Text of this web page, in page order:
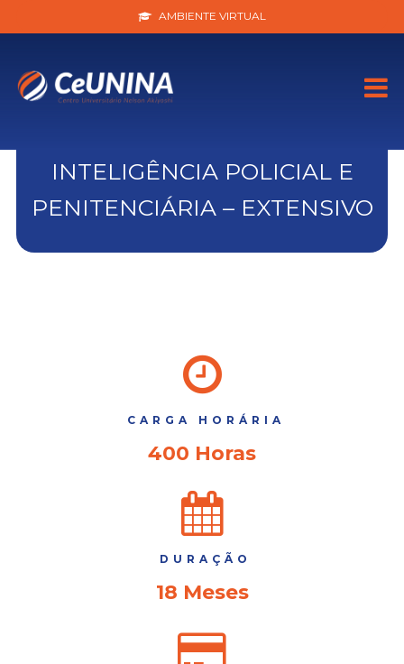
AMBIENTE VIRTUAL
INTELIGÊNCIA POLICIAL E
PENITENCIÁRIA – EXTENSIVO
CARGA HORÁRIA
400 Horas
DURAÇÃO
18 Meses